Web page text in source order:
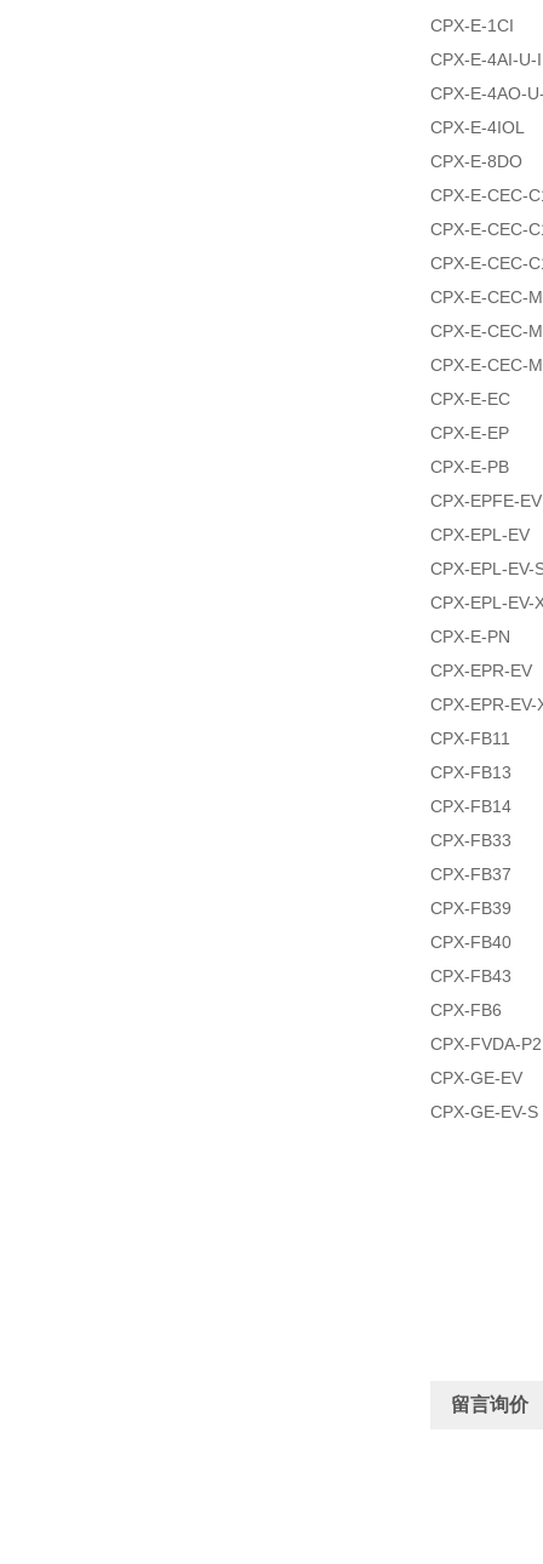
CPX-E-1CI
CPX-E-4AI-U-I
CPX-E-4AO-
CPX-E-4IOL
CPX-E-8DO
CPX-E-CEC-
CPX-E-CEC-
CPX-E-CEC-
CPX-E-CEC-
CPX-E-CEC-
CPX-E-CEC-
CPX-E-EC
CPX-E-EP
CPX-E-PB
CPX-EPFE-EV
CPX-EPL-EV
CPX-EPL-EV-
CPX-EPL-EV-
CPX-E-PN
CPX-EPR-EV
CPX-EPR-EV-
CPX-FB11
CPX-FB13
CPX-FB14
CPX-FB33
CPX-FB37
CPX-FB39
CPX-FB40
CPX-FB43
CPX-FB6
CPX-FVDA-P2
CPX-GE-EV
CPX-GE-EV-S
留言询价